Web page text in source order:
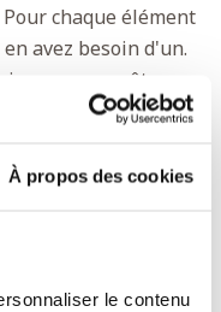
À propos des cookies
le contenu
chaque élément
avez besoin d'un.
pour être
aliments et des
pas possible de
type, modèle ou
waterfilter